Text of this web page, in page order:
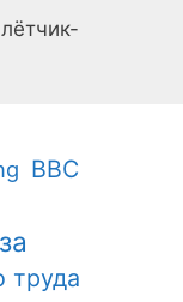
ВВС
труда